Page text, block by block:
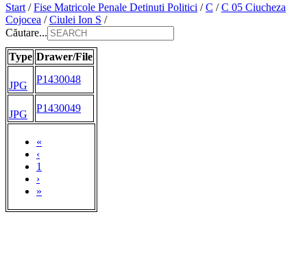
Start /Fise Matricole Penale Detinuti Politici /C /C 05 Ciucheza
Cojocea /Ciulei Ion S /
Căutare...
Type Drawer/File
«
‹
1
›
»
JPG
P1430048
JPG
P1430049